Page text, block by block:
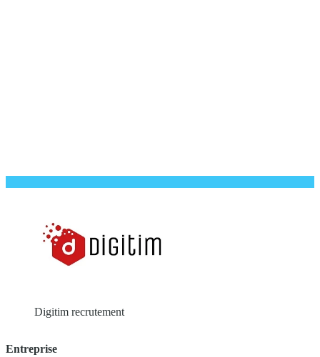
Digitim recrutement
Entreprise